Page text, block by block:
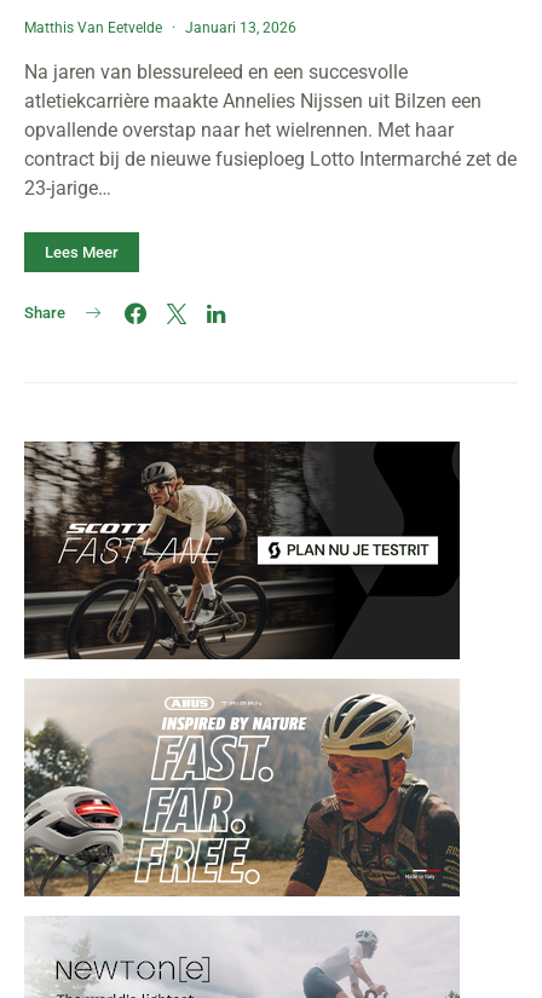
Matthis Van Eetvelde Januari 13, 2026
Na jaren van blessureleed en een succesvolle
atletiekcarrière maakte Annelies Nijssen uit Bilzen een
opvallende overstap naar het wielrennen. Met haar
contract bij de nieuwe fusieploeg Lotto Intermarché zet de
23-jarige…
Lees Meer
Share